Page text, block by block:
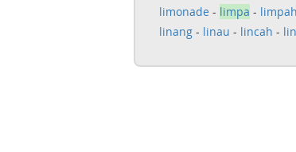
limonade - limpa - limpah
linang- linau - lincah -